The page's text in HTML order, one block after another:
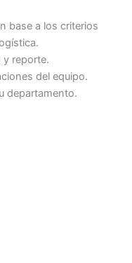
base a los criterios
y reporte.
del equipo.
departamento.